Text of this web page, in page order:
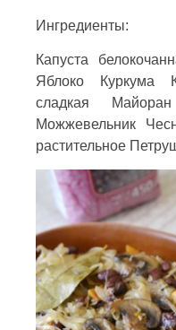
Ингредиенты:
Капуста
Яблоко Куркума
сладкая
Можжевельник
растительное